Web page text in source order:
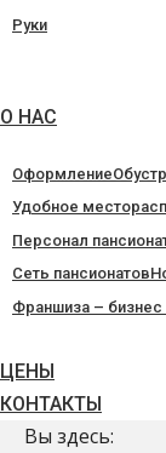
Руки
О НАС
Оформление
Удобное
Персонал
Сеть пансионатов
Франшиза –
ЦЕНЫ
КОНТАКТЫ
Вы здесь: